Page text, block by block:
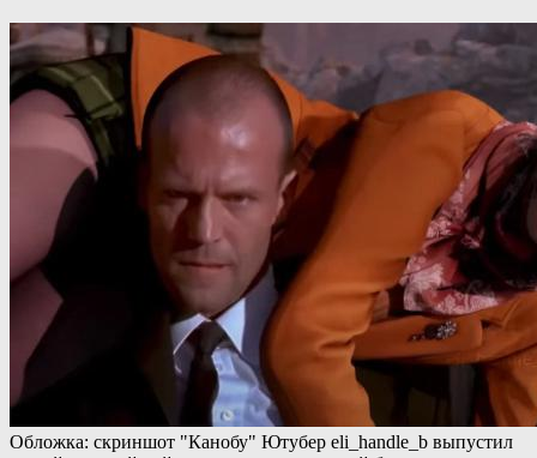
Обложка: скриншот "Канобу" Ютубер eli_handle_b выпустил